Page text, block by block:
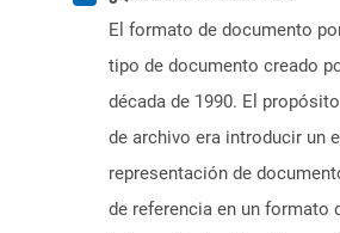
El formato de documento
tipo de documento creado
década de 1990. El
de archivo era introducir un
representación de
de referencia en un formato